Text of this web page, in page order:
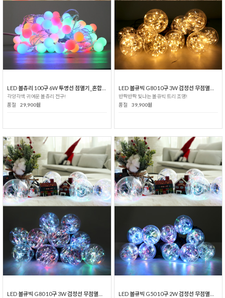
각양각색 귀여운 볼츄리 전구!
품절
29,900원
반짝반짝 빛나는 볼큐빅 트리 조명!
품절
39,900원